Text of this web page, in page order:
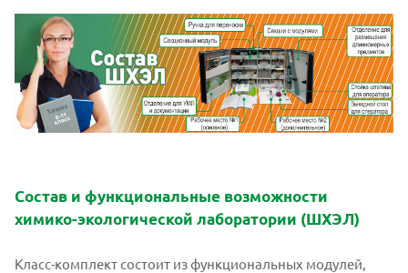
Состав и функциональные возможности
химико-экологической лаборатории (ШХЭЛ)
Класс-комплект состоит из функциональных модулей,